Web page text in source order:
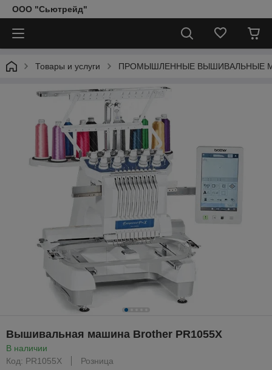
ООО "Сьютрейд"
Товары и услуги ПРОМЫШЛЕННЫЕ ВЫШИВАЛЬНЫЕ
Вышивальная машина Brother PR1055X
В наличии
Код: PR1055X
Розница